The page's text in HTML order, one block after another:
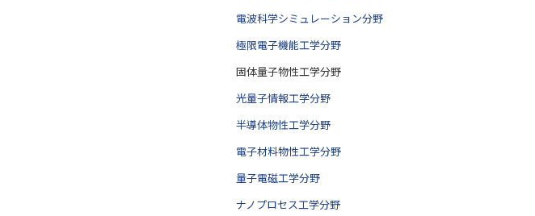
電波科学シミュレーション分野
極限電子機能工学分野
固体量子物性工学分野
光量子情報工学分野
半導体物性工学分野
電子材料物性工学分野
量子電磁工学分野
ナノプロセス工学分野